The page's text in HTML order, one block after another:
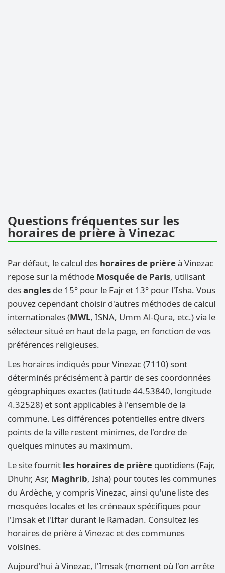
Questions fréquentes sur les
horaires de prière à Vinezac
Par défaut, le calcul des horaires de prièreà Vinezac
repose sur la méthode Mosquée de Paris, utilisant
desangles de 15° pour le Fajr et 13° pour l'Isha. Vous
pouvez cependant choisir d'autres méthodes de calcul
internationales (MWL, ISNA, Umm Al-Qura, etc.) via le
sélecteur situé en haut de la page, en fonction de vos
préférences religieuses.
Les horaires indiqués pour Vinezac (7110) sont
déterminés précisément à partir de ses coordonnées
géographiques exactes (latitude 44.53840, longitude
4.32528) et sont applicables à l'ensemble de la
commune. Les différences potentielles entre divers
points de la ville restent minimes, de l'ordre de
quelques minutes au maximum.
Le site fournit les horaires de prière quotidiens (Fajr,
Dhuhr, Asr, Maghrib, Isha) pour toutes les communes
du Ardèche, y compris Vinezac, ainsi qu'une liste des
mosquées locales et les créneaux spécifiques pour
l'Imsak et l'Iftar durant le Ramadan. Consultez les
horaires de prière à Vinezac et des communes
voisines.
Aujourd'hui à Vinezac, l'Imsak (moment où l'on arrête